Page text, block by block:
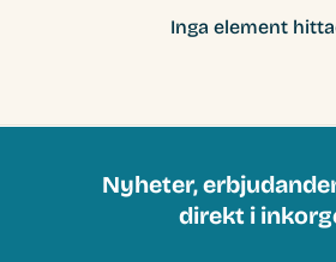
Inga element
Nyheter,
direkt i